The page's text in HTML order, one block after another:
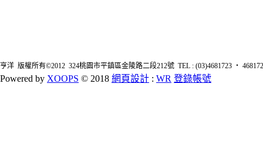
亨洋 版權所有©2012 324桃園市平鎮區金陵路二段212號 TEL : (03)4681723 ‧
Powered by XOOPS © 2018 網頁設計 : WR 登錄帳號